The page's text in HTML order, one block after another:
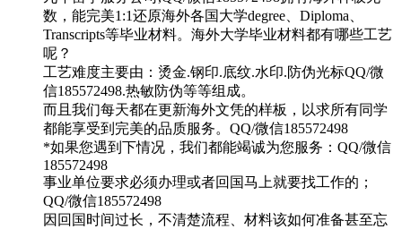
数，能完美1:1还原海外各国大学degree、Diploma、
Transcripts等毕业材料。海外大学毕业材料都有哪些工艺
呢？
工艺难度主要由：烫金.钢印.底纹.水印.防伪光标QQ/微
信185572498.热敏防伪等等组成。
而且我们每天都在更新海外文凭的样板，以求所有同学
都能享受到完美的品质服务。QQ/微信185572498
*如果您遇到下情况，我们都能竭诚为您服务：QQ/微信
185572498
事业单位要求必须办理或者回国马上就要找工作的；
QQ/微信185572498
因回国时间过长，不清楚流程、材料该如何准备甚至忘